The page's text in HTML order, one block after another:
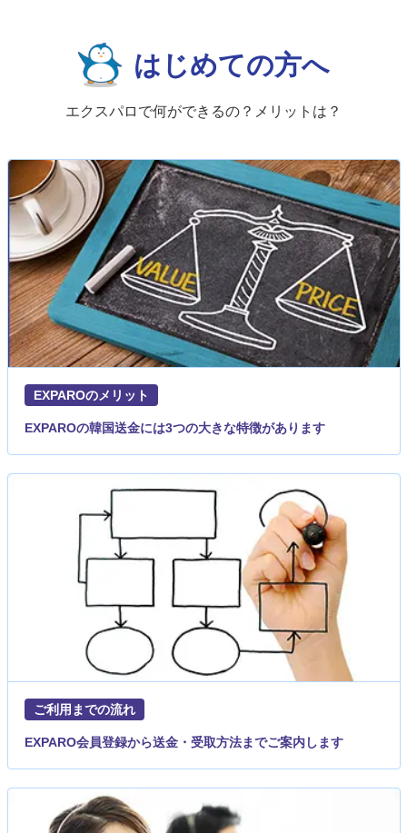
はじめての方へ
エクスパロで何ができるの？メリットは？
EXPAROのメリット
EXPAROの韓国送金には3つの大きな特徴があります
ご利用までの流れ
EXPARO会員登録から送金・受取方法までご案内します